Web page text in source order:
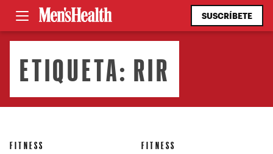
SUSCRÍBETE
ETIQUETA: RIR
FITNESS FITNESS